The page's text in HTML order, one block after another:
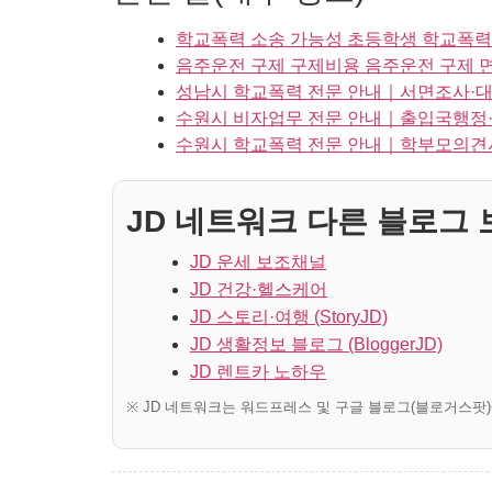
학교폭력 소송 가능성 초등학생 학교폭
음주운전 구제 구제비용 음주운전 구제
성남시 학교폭력 전문 안내｜서면조사·
수원시 비자업무 전문 안내｜출입국행정
수원시 학교폭력 전문 안내｜학부모의견
JD 네트워크 다른 블로그
JD 운세 보조채널
JD 건강·헬스케어
JD 스토리·여행 (StoryJD)
JD 생활정보 블로그 (BloggerJD)
JD 렌트카 노하우
※ JD 네트워크는 워드프레스 및 구글 블로그(블로거스